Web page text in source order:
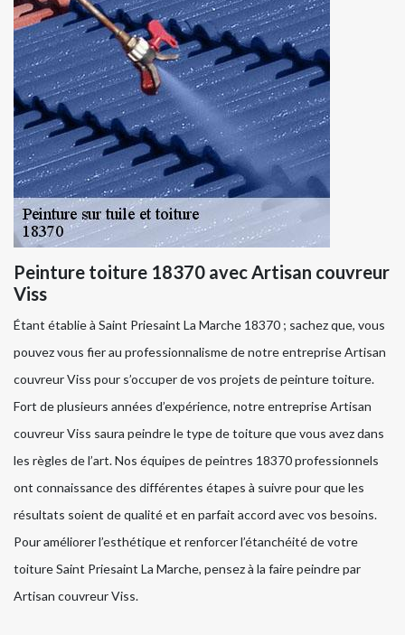
Peinture toiture 18370 avec Artisan couvreur
Viss
Étant établie à Saint Priesaint La Marche 18370 ; sachez que, vous
pouvez vous fier au professionnalisme de notre entreprise Artisan
couvreur Viss pour s’occuper de vos projets de peinture toiture.
Fort de plusieurs années d’expérience, notre entreprise Artisan
couvreur Viss saura peindre le type de toiture que vous avez dans
les règles de l’art. Nos équipes de peintres 18370 professionnels
ont connaissance des différentes étapes à suivre pour que les
résultats soient de qualité et en parfait accord avec vos besoins.
Pour améliorer l’esthétique et renforcer l’étanchéité de votre
toiture Saint Priesaint La Marche, pensez à la faire peindre par
Artisan couvreur Viss.